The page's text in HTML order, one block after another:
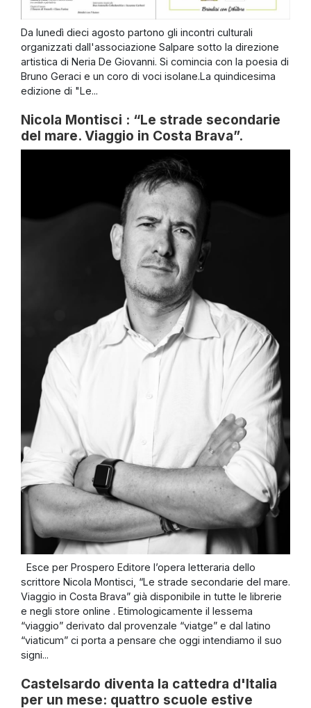
Da lunedì dieci agosto partono gli incontri culturali
organizzati dall'associazione Salpare sotto la direzione
artistica di Neria De Giovanni. Si comincia con la poesia di
Bruno Geraci e un coro di voci isolane.La quindicesima
edizione di "Le...
Nicola Montisci : “Le strade secondarie
del mare. Viaggio in Costa Brava”.
Esce per Prospero Editore l’opera letteraria dello
scrittore Nicola Montisci, “Le strade secondarie del mare.
Viaggio in Costa Brava” già disponibile in tutte le librerie
e negli store online . Etimologicamente il lessema
“viaggio” derivato dal provenzale “viatge” e dal latino
“viaticum” ci porta a pensare che oggi intendiamo il suo
signi...
Castelsardo diventa la cattedra d'Italia
per un mese: quattro scuole estive